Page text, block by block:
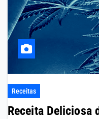
Receitas
Receita Deliciosa